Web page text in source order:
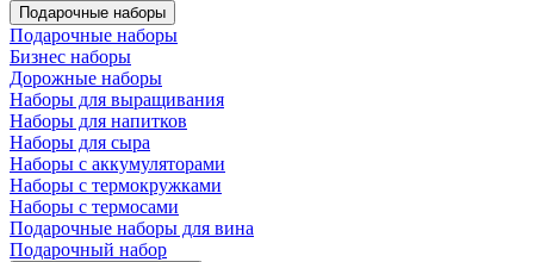
Подарочные наборы
Подарочные наборы
Бизнес наборы
Дорожные наборы
Наборы для выращивания
Наборы для напитков
Наборы для сыра
Наборы с аккумуляторами
Наборы с термокружками
Наборы с термосами
Подарочные наборы для вина
Подарочный набор